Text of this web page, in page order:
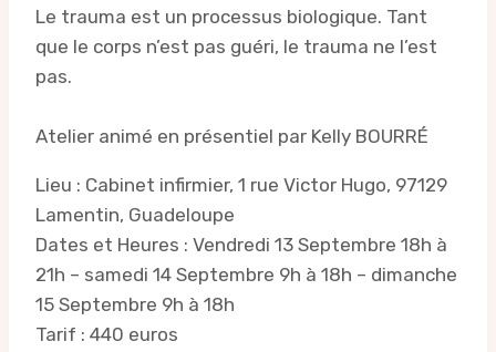
Le trauma est un processus biologique. Tant
que le corps n’est pas guéri, le trauma ne l’est
pas.
Atelier animé en présentiel par Kelly BOURRÉ
Lieu : Cabinet infirmier, 1 rue Victor Hugo, 97129
Lamentin, Guadeloupe
Dates et Heures : Vendredi 13 Septembre 18h à
21h – samedi 14 Septembre 9h à 18h – dimanche
15 Septembre 9h à 18h
Tarif : 440 euros